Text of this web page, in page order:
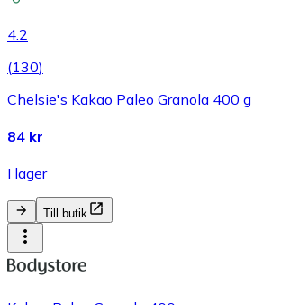
4.2
(130)
Chelsie's Kakao Paleo Granola 400 g
84 kr
I lager
Till butik